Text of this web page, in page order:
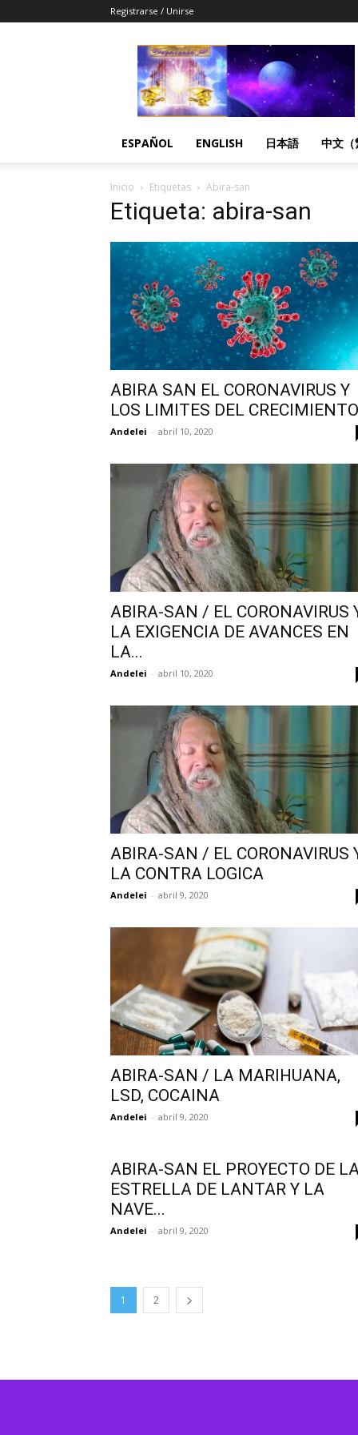
Registrarse / Unirse
Despertandome
Español
ESPAÑOL ENGLISH 日本語 中文（
Inicio Etiquetas Abira-san
Etiqueta: abira-san
ABIRA SAN EL CORONAVIRUS Y
LOS LIMITES DEL CRECIMIENTO
Andelei - abril 10, 2020
ABIRA-SAN / EL CORONAVIRUS
LA EXIGENCIA DE AVANCES EN
LA...
Andelei - abril 10, 2020
ABIRA-SAN / EL CORONAVIRUS
LA CONTRA LOGICA
Andelei - abril 9, 2020
ABIRA-SAN / LA MARIHUANA,
LSD, COCAINA
Andelei - abril 9, 2020
ABIRA-SAN EL PROYECTO DE
ESTRELLA DE LANTAR Y LA
NAVE...
Andelei - abril 9, 2020
1 2